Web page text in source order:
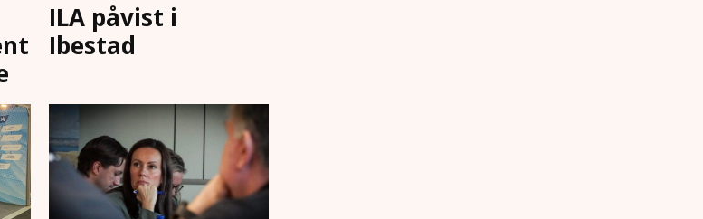
ILA påvist i
Ibestad